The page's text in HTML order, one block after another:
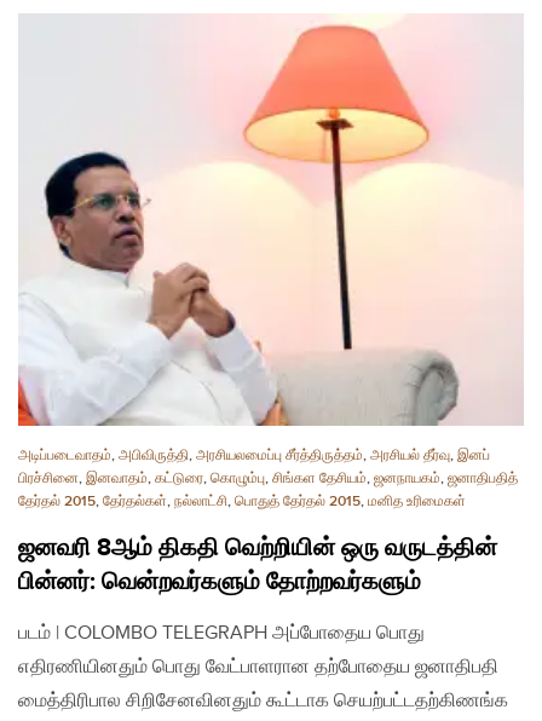
அடிப்படைவாதம், அபிவிருத்தி, அரசியலமைப்பு சீர்த்திருத்தம், அரசியல் தீர்வு, இனப்
பிரச்சினை, இனவாதம், கட்டுரை, கொழும்பு, சிங்கள தேசியம், ஜனநாயகம், ஜனாதிபதித்
தேர்தல் 2015, தேர்தல்கள், நல்லாட்சி, பொதுத் தேர்தல் 2015, மனித உரிமைகள்
ஜனவரி 8ஆம் திகதி வெற்றியின் ஒரு வருடத்தின்
பின்னர்: வென்றவர்களும் தோற்றவர்களும்
படம் | COLOMBO TELEGRAPH அப்போதைய பொது
எதிரணியினதும் பொது வேட்பாளரான தற்போதைய ஜனாதிபதி
மைத்திரிபால சிறிசேனவினதும் கூட்டாக செயற்பட்டதற்கிணங்க